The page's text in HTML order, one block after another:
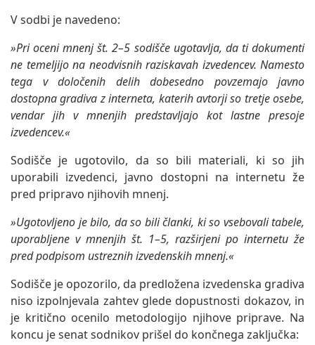
V sodbi je navedeno:
»Pri oceni mnenj št. 2–5 sodišče ugotavlja, da ti dokumenti
ne temeljijo na neodvisnih raziskavah izvedencev. Namesto
tega v določenih delih dobesedno povzemajo javno
dostopna gradiva z interneta, katerih avtorji so tretje osebe,
vendar jih v mnenjih predstavljajo kot lastne presoje
izvedencev.«
Sodišče je ugotovilo, da so bili materiali, ki so jih
uporabili izvedenci, javno dostopni na internetu že
pred pripravo njihovih mnenj.
»Ugotovljeno je bilo, da so bili članki, ki so vsebovali tabele,
uporabljene v mnenjih št. 1–5, razširjeni po internetu že
pred podpisom ustreznih izvedenskih mnenj.«
Sodišče je opozorilo, da predložena izvedenska gradiva
niso izpolnjevala zahtev glede dopustnosti dokazov, in
je kritično ocenilo metodologijo njihove priprave. Na
koncu je senat sodnikov prišel do končnega zaključka: